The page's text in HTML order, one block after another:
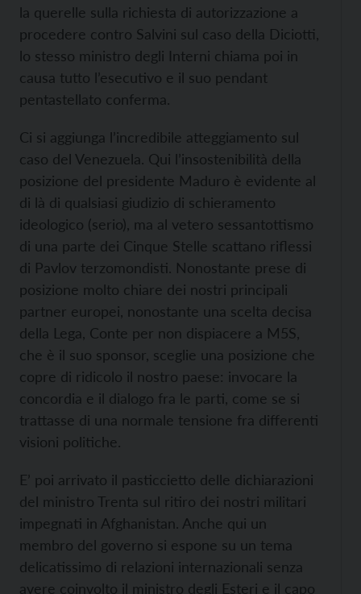
la querelle sulla richiesta di autorizzazione a
procedere contro Salvini sul caso della Diciotti,
lo stesso ministro degli Interni chiama poi in
causa tutto l’esecutivo e il suo pendant
pentastellato conferma.
Ci si aggiunga l’incredibile atteggiamento sul
caso del Venezuela. Qui l’insostenibilità della
posizione del presidente Maduro è evidente al
di là di qualsiasi giudizio di schieramento
ideologico (serio), ma al vetero sessantottismo
di una parte dei Cinque Stelle scattano riflessi
di Pavlov terzomondisti. Nonostante prese di
posizione molto chiare dei nostri principali
partner europei, nonostante una scelta decisa
della Lega, Conte per non dispiacere a M5S,
che è il suo sponsor, sceglie una posizione che
copre di ridicolo il nostro paese: invocare la
concordia e il dialogo fra le parti, come se si
trattasse di una normale tensione fra differenti
visioni politiche.
E’ poi arrivato il pasticcietto delle dichiarazioni
del ministro Trenta sul ritiro dei nostri militari
impegnati in Afghanistan. Anche qui un
membro del governo si espone su un tema
delicatissimo di relazioni internazionali senza
avere coinvolto il ministro degli Esteri e il capo